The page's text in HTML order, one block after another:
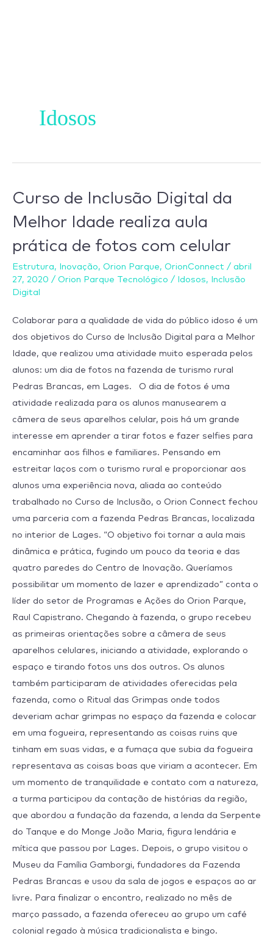
Idosos
Curso de Inclusão Digital da
Melhor Idade realiza aula
prática de fotos com celular
Estrutura, Inovação, Orion Parque, OrionConnect / abril
27, 2020 / Orion Parque Tecnológico / Idosos, Inclusão
Digital
Colaborar para a qualidade de vida do público idoso é um
dos objetivos do Curso de Inclusão Digital para a Melhor
Idade, que realizou uma atividade muito esperada pelos
alunos: um dia de fotos na fazenda de turismo rural
Pedras Brancas, em Lages. O dia de fotos é uma
atividade realizada para os alunos manusearem a
câmera de seus aparelhos celular, pois há um grande
interesse em aprender a tirar fotos e fazer selfies para
encaminhar aos filhos e familiares. Pensando em
estreitar laços com o turismo rural e proporcionar aos
alunos uma experiência nova, aliada ao conteúdo
trabalhado no Curso de Inclusão, o Orion Connect fechou
uma parceria com a fazenda Pedras Brancas, localizada
no interior de Lages. “O objetivo foi tornar a aula mais
dinâmica e prática, fugindo um pouco da teoria e das
quatro paredes do Centro de Inovação. Queríamos
possibilitar um momento de lazer e aprendizado” conta o
líder do setor de Programas e Ações do Orion Parque,
Raul Capistrano. Chegando à fazenda, o grupo recebeu
as primeiras orientações sobre a câmera de seus
aparelhos celulares, iniciando a atividade, explorando o
espaço e tirando fotos uns dos outros. Os alunos
também participaram de atividades oferecidas pela
fazenda, como o Ritual das Grimpas onde todos
deveriam achar grimpas no espaço da fazenda e colocar
em uma fogueira, representando as coisas ruins que
tinham em suas vidas, e a fumaça que subia da fogueira
representava as coisas boas que viriam a acontecer. Em
um momento de tranquilidade e contato com a natureza,
a turma participou da contação de histórias da região,
que abordou a fundação da fazenda, a lenda da Serpente
do Tanque e do Monge João Maria, figura lendária e
mítica que passou por Lages. Depois, o grupo visitou o
Museu da Família Gamborgi, fundadores da Fazenda
Pedras Brancas e usou da sala de jogos e espaços ao ar
livre. Para finalizar o encontro, realizado no mês de
março passado, a fazenda ofereceu ao grupo um café
colonial regado à música tradicionalista e bingo.
Curso
Inclusão
Digital
Melhor
Idade
aula
prática
de
fotos
com
celular